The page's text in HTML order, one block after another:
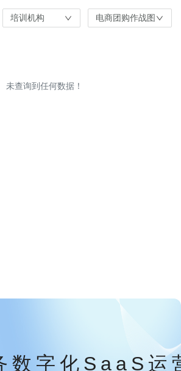
培训机构 电商团购作战图
未查询到任何数据！
数字化SaaS运